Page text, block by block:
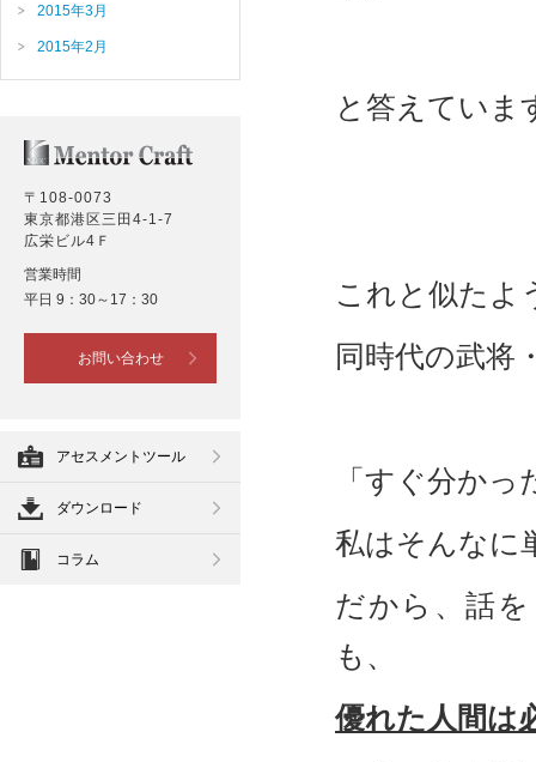
と答えていま
これと似たよ
同時代の武将
「すぐ分か
私はそんなに
だから、話
も、
優れた人間は
2015年3月
2015年2月
〒108-0073
東京都港区三田4-1-7
広栄ビル4Ｆ
営業時間
平日 9：30～17：30
お問い合わせ
アセスメントツール
ダウンロード
コラム